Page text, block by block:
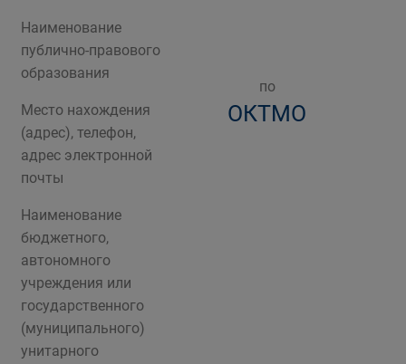
Наименование
публично-правового
образования
по
ОКТМО
Место нахождения
(адрес), телефон,
адрес электронной
почты
Наименование
бюджетного,
автономного
учреждения или
государственного
(муниципального)
унитарного